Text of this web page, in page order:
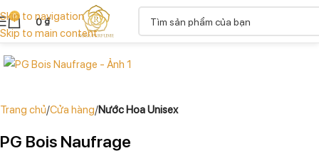
Skip to navigation
Skip to main content
0 0₫
Trang chủ Cửa hàng Nước Hoa Unisex
PG Bois Naufrage